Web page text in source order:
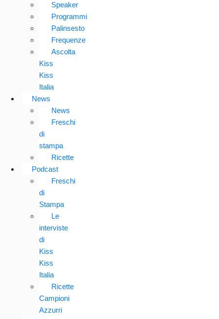
Speaker
Programmi
Palinsesto
Frequenze
Ascolta
Kiss
Kiss
Italia
News
News
Freschi
di
stampa
Ricette
Podcast
Freschi
di
Stampa
Le
interviste
di
Kiss
Kiss
Italia
Ricette
Campioni
Azzurri